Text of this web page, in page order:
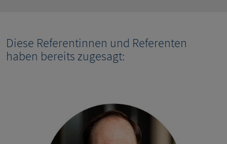
Diese Referentinnen und Referenten
haben bereits zugesagt: